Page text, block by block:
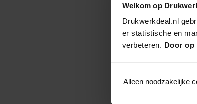
Welkom op
Drukwerkdeal.nl
er statistische en
verbeteren. Door op
Alleen noodzakelijke